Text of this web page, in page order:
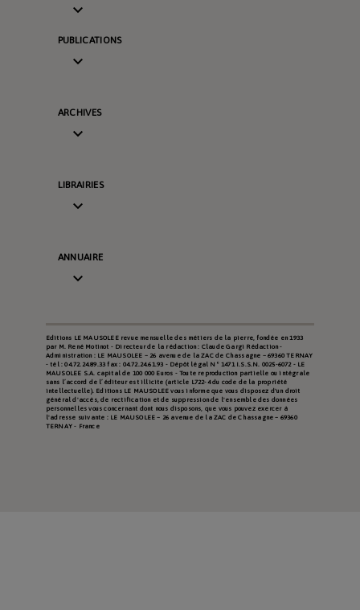

PUBLICATIONS

ARCHIVES

LIBRAIRIES

ANNUAIRE

Editions LE MAUSOLEE revue mensuelle des métiers de la pierre, fondée en 1933
par M. René Motinot - Directeur de la rédaction : Claude Gargi Rédaction -
Administration : LE MAUSOLEE – 26 avenue de la ZAC de Chassagne – 69360 TERNAY
- tél : 04.72.24.89.33 fax : 04.72.24.61.93 - Dépôt légal N° 1471 I.S.S.N. 0025-6072 - LE
MAUSOLEE S.A. capital de 100 000 Euros - Toute reproduction partielle ou intégrale
sans l’accord de l’éditeur est illicite (article L722-4 du code de la propriété
intellectuelle). Editions LE MAUSOLEE vous informe que vous disposez d'un droit
général d'accès, de rectification et de suppression de l'ensemble des données
personnelles vous concernant dont nous disposons, que vous pouvez exercer à
l'adresse suivante : LE MAUSOLEE – 26 avenue de la ZAC de Chassagne – 69360
TERNAY - France